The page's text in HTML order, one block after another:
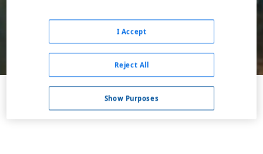
Buscar
VER TODOS LOS HOTELES BARATOS EN LAGUIOLE
Show Purposes
Reject All
I Accept